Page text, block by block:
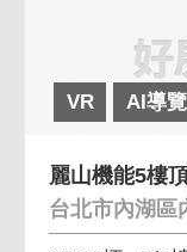
VR AI導覽
台北市內湖區